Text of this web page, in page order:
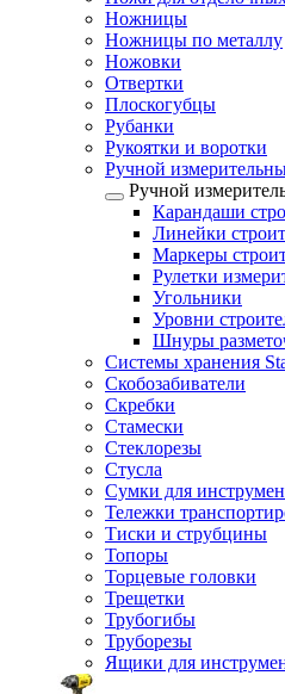
Ножницы
Ножницы по металлу
Ножовки
Отвертки
Плоскогубцы
Рубанки
Рукоятки и воротки
Ручной
Ручной
Карандаши
Линейки
Маркеры
Рулетки
Угольники
Уровни
Шнуры
Системы хранения
Скобозабиватели
Скребки
Стамески
Стеклорезы
Стусла
Сумки для
Тележки
Тиски и струбцины
Топоры
Торцевые головки
Трещетки
Трубогибы
Труборезы
Ящики для